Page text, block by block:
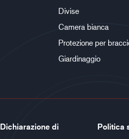
Divise
Camera bianca
Protezione per
Giardinaggio
Dichiarazione di
Politica